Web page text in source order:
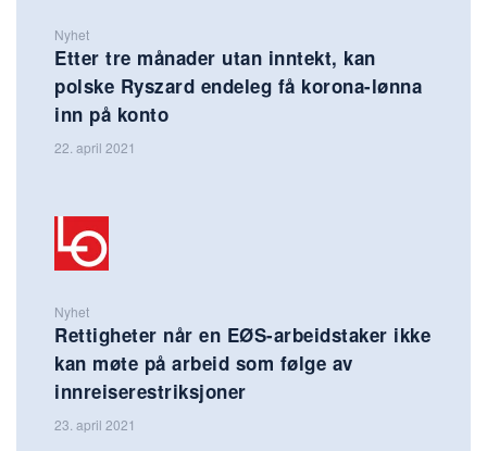
Nyhet
Etter tre månader utan inntekt, kan
polske Ryszard endeleg få korona-lønna
inn på konto
22. april 2021
Nyhet
Rettigheter når en EØS-arbeidstaker ikke
kan møte på arbeid som følge av
innreiserestriksjoner
23. april 2021